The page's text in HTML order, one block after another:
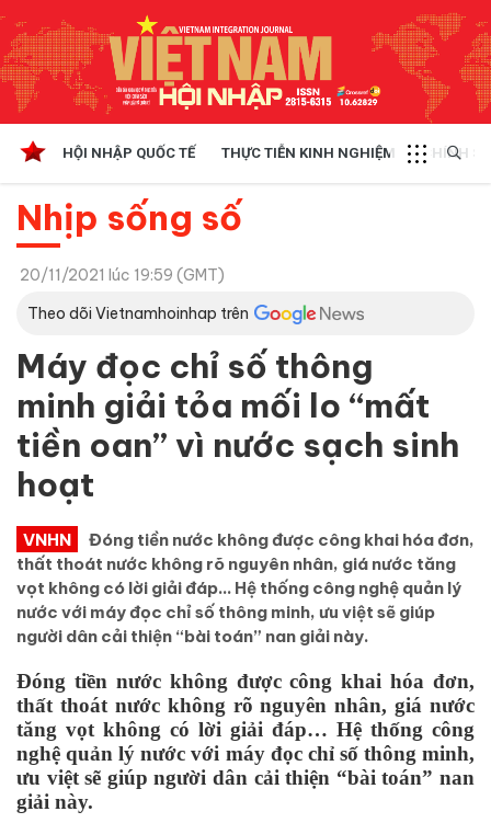
HỘI NHẬP QUỐC TẾ THỰC TIỄN KINH NGHIỆM CHÍNH
Nhịp sống số
20/11/2021 lúc 19:59 (GMT)
Theo dõi Vietnamhoinhap trên
Máy đọc chỉ số thông
minh giải tỏa mối lo “mất
tiền oan” vì nước sạch sinh
hoạt
VNHN
Đóng tiền nước không được công khai hóa đơn,
thất thoát nước không rõ nguyên nhân, giá nước tăng
vọt không có lời giải đáp… Hệ thống công nghệ quản lý
nước với máy đọc chỉ số thông minh, ưu việt sẽ giúp
người dân cải thiện “bài toán” nan giải này.
Đóng tiền nước không được công khai hóa đơn,
thất thoát nước không rõ nguyên nhân, giá nước
tăng vọt không có lời giải đáp… Hệ thống công
nghệ quản lý nước với máy đọc chỉ số thông minh,
ưu việt sẽ giúp người dân cải thiện “bài toán” nan
giải này.